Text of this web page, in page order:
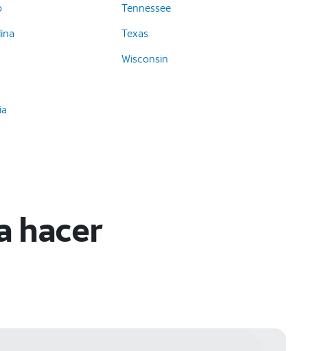
Tennessee
Texas
Wisconsin
hacer